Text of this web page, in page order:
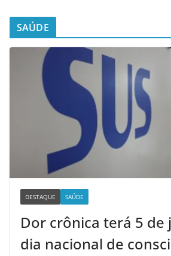
SAÚDE
DESTAQUE SAÚDE
Dor crônica terá 5 de
dia nacional de